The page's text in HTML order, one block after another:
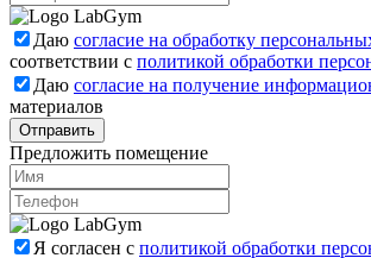
Даю согласие на обработку
соответствии с политикой обработки
Даю согласие на получение
материалов
Отправить
Предложить помещение
Я согласен с политикой обработки